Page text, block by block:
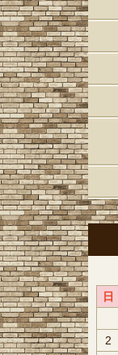
日
2